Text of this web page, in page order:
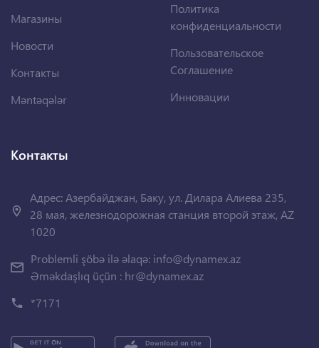
Магазины
Новости
Контакты
Məntəqələr
Политика
конфиденциальности
Пользовательское
Соглашение
Инновации
Контакты
Адрес: Азербайджан, Баку, ул. Дилара Алиева 235,
28 мая, железнодорожная станция второй этаж, AZ
1020
Problemli şöbə ilə əlaqə: info@dynamex.az
Əməkdaşlıq üçün : hr@dynamex.az
*7171